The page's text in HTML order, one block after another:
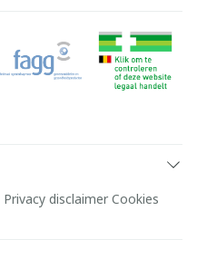
Privacy disclaimer Cookies